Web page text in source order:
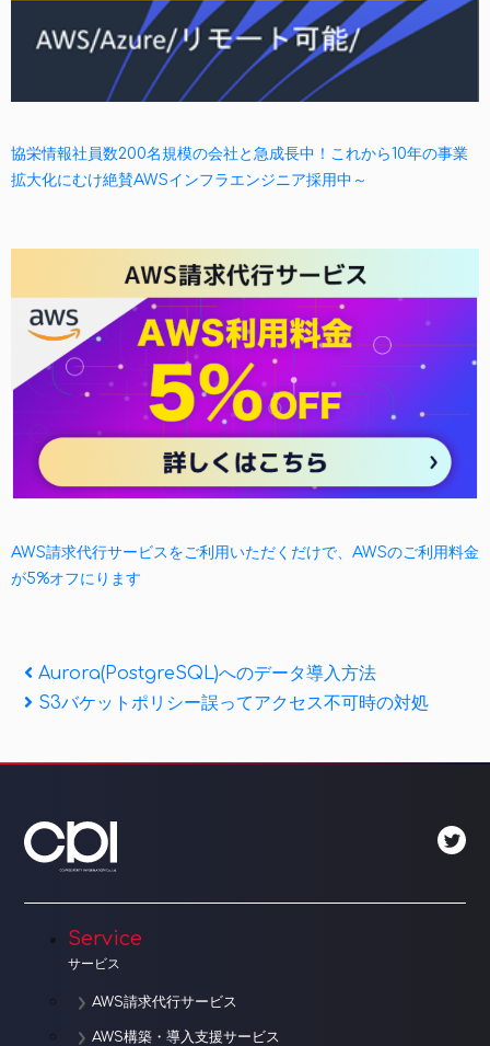
協栄情報社員数200名規模の会社と急成長中！これから10年の事業
拡大化にむけ絶賛AWSインフラエンジニア採用中～
AWS請求代行サービスをご利用いただくだけで、AWSのご利用料金
が5%オフにります
投
稿
ナ
ゲ
シ
ン
Previous
Post
Aurora(PostgreSQL)へのデータ導入方法
Next
S3バケットポリシー誤ってアクセス不可時の対処
Service
サービス
AWS請求代行サービス
AWS構築・導入支援サービス